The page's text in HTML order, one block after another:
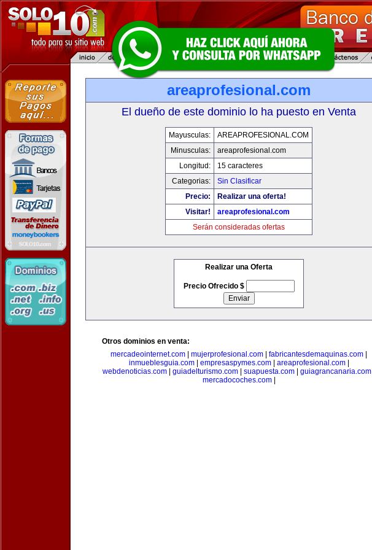
areaprofesional.com
El dueño de este dominio lo ha puesto en Venta
Mayusculas:
AREAPROFESIONAL.COM
Minusculas:
areaprofesional.com
Longitud:
15 caracteres
Categorias:
Sin Clasificar
Precio:
Realizar una oferta!
Visitar!
areaprofesional.com
Serán consideradas ofertas
Realizar una Oferta
Precio Ofrecido $
Otros dominios en venta:
mercadeointernet.com
mujerprofesional.com fabricantesdemaquinas.com
inmueblesguia.com| empresaspymes.com| areaprofesional.com|
webdenoticias.com
guiadelturismo.com suapuesta.com guiagrancanaria.com
mercadocoches.com|